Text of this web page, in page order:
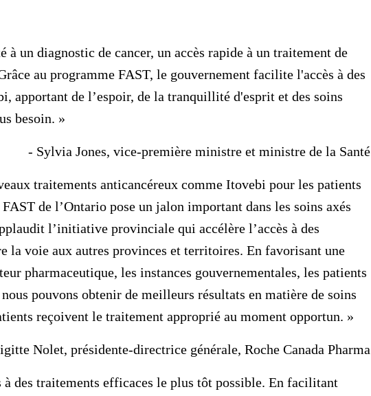
à un diagnostic de cancer, un accès rapide à un traitement de
au programme FAST, le gouvernement facilite l'accès à des
apportant de l’espoir, de la tranquillité d'esprit et des soins
besoin. »
- Sylvia Jones, vice-première ministre et ministre de la Santé
traitements anticancéreux comme Itovebi pour les patients
de l’Ontario pose un jalon important dans les soins axés
l’initiative provinciale qui accélère l’accès à des
la voie aux autres provinces et territoires. En favorisant une
pharmaceutique, les instances gouvernementales, les patients
pouvons obtenir de meilleurs résultats en matière de soins
reçoivent le traitement approprié au moment opportun. »
Nolet, présidente-directrice générale, Roche Canada Pharma
à des traitements efficaces le plus tôt possible. En facilitant